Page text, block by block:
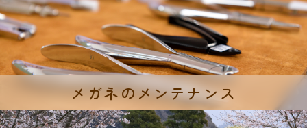
メガネのメンテナンス